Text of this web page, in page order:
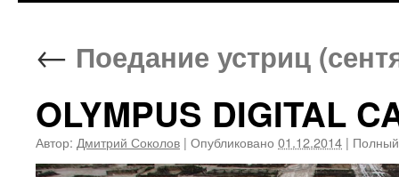
← Поедание устриц
OLYMPUS DIGITAL
Автор: Дмитрий Соколов | Опубликовано 01.12.2014 |